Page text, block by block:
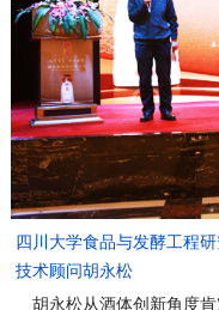
四川大学食品与发酵工程
技术顾问胡永松
胡永松从酒体创新角度